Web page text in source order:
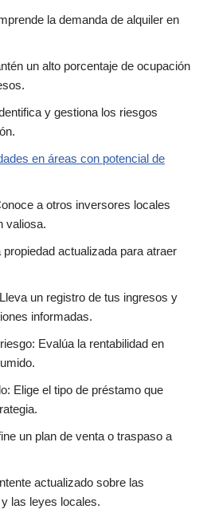
la demanda de alquiler en
un alto porcentaje de ocupación
y gestiona los riesgos
en áreas con potencial de
a otros inversores locales
valiosa.
actualizada para atraer
un registro de tus ingresos y
informadas.
Evalúa la rentabilidad en
Elige el tipo de préstamo que
un plan de venta o traspaso a
actualizado sobre las
las leyes locales.